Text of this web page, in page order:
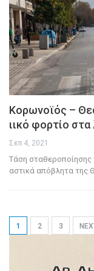
Κορωνοϊός –
ιικό φορτίο
Σεπ 4, 2021
Τάση σταθεροποίησης
αστικά απόβλητα της
1 2 3